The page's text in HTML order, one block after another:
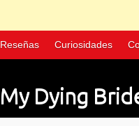
Reseñas Curiosidades
Dying